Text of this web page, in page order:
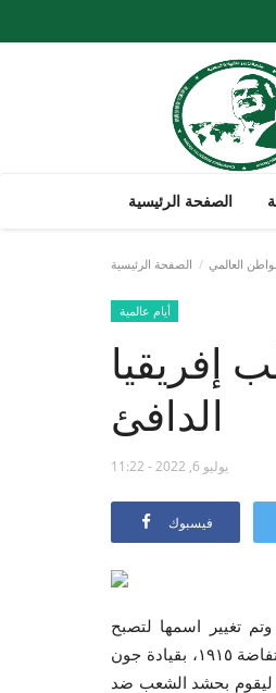
الصفحة الرئيسية
الصفحة الرئيسية العالمي
أيام عالمية
إفريقيا
الدافئ
يوليو 6, 2022 - 11:22
فيسبوك
استقلالها في يوليو عام ١٩٦٤، حيث كانت ملاوي محمية بريطانة منذ عام ١٨٩١، وتم تغيير اسمها لتصبح
نياسالاند. ومنذ السنوات الاولى بدأت مقاومة الشعب للاستعمار، واشتد الكفاح الشعبي بانطلاق انتفاضة ١٩١٥، بقيادة جون
مؤتمر ملاوي، ليقوم بحشد الشعب ضد